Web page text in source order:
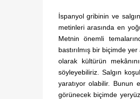
İspanyol gribinin ve
metinleri arasında en
Metnin önemli
bastırılmış bir biçimde
olarak kültürün
söyleyebiliriz. Salgın
yaratıyor olabilir.
görünecek biçimde